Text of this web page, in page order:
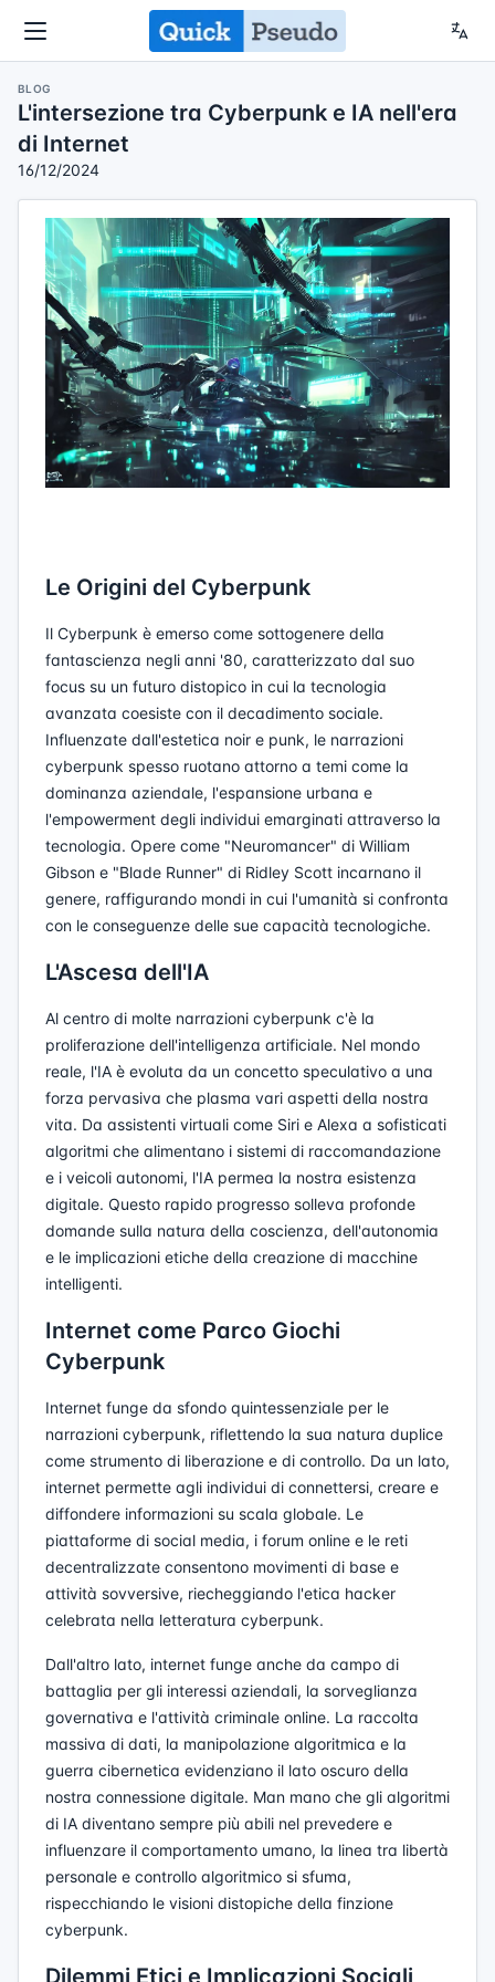
BLOG
L'intersezione tra Cyberpunk e IA nell'era
di Internet
16/12/2024
Le Origini del Cyberpunk
Il Cyberpunk è emerso come sottogenere della
fantascienza negli anni '80, caratterizzato dal suo
focus su un futuro distopico in cui la tecnologia
avanzata coesiste con il decadimento sociale.
Influenzate dall'estetica noir e punk, le narrazioni
cyberpunk spesso ruotano attorno a temi come la
dominanza aziendale, l'espansione urbana e
l'empowerment degli individui emarginati attraverso la
tecnologia. Opere come "Neuromancer" di William
Gibson e "Blade Runner" di Ridley Scott incarnano il
genere, raffigurando mondi in cui l'umanità si confronta
con le conseguenze delle sue capacità tecnologiche.
L'Ascesa dell'IA
Al centro di molte narrazioni cyberpunk c'è la
proliferazione dell'intelligenza artificiale. Nel mondo
reale, l'IA è evoluta da un concetto speculativo a una
forza pervasiva che plasma vari aspetti della nostra
vita. Da assistenti virtuali come Siri e Alexa a sofisticati
algoritmi che alimentano i sistemi di raccomandazione
e i veicoli autonomi, l'IA permea la nostra esistenza
digitale. Questo rapido progresso solleva profonde
domande sulla natura della coscienza, dell'autonomia
e le implicazioni etiche della creazione di macchine
intelligenti.
Internet come Parco Giochi
Cyberpunk
Internet funge da sfondo quintessenziale per le
narrazioni cyberpunk, riflettendo la sua natura duplice
come strumento di liberazione e di controllo. Da un lato,
internet permette agli individui di connettersi, creare e
diffondere informazioni su scala globale. Le
piattaforme di social media, i forum online e le reti
decentralizzate consentono movimenti di base e
attività sovversive, riecheggiando l'etica hacker
celebrata nella letteratura cyberpunk.
Dall'altro lato, internet funge anche da campo di
battaglia per gli interessi aziendali, la sorveglianza
governativa e l'attività criminale online. La raccolta
massiva di dati, la manipolazione algoritmica e la
guerra cibernetica evidenziano il lato oscuro della
nostra connessione digitale. Man mano che gli algoritmi
di IA diventano sempre più abili nel prevedere e
influenzare il comportamento umano, la linea tra libertà
personale e controllo algoritmico si sfuma,
rispecchiando le visioni distopiche della finzione
cyberpunk.
Dilemmi Etici e Implicazioni Sociali